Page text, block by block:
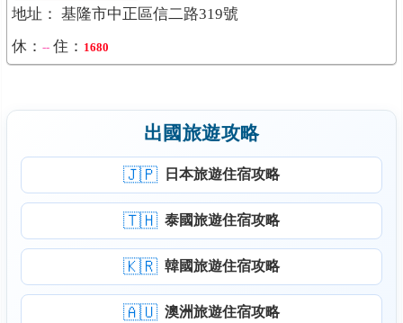
地址： 基隆市中正區信二路319號
休： -- 住： 1680
出國旅遊攻略
🇯🇵 日本旅遊住宿攻略
🇹🇭 泰國旅遊住宿攻略
🇰🇷 韓國旅遊住宿攻略
🇦🇺 澳洲旅遊住宿攻略